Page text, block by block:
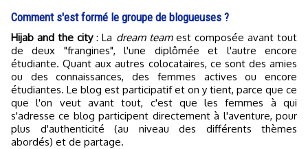
Comment s'est formé le groupe de blogueuses ?
Hijab and the city: La dream teamest composée avant tout
de deux "frangines", l'une diplômée et l'autre encore
étudiante. Quant aux autres colocataires, ce sont des amies
ou des connaissances, des femmes actives ou encore
étudiantes. Le blog est participatif et on y tient, parce que ce
que l'on veut avant tout, c'est que les femmes à qui
s'adresse ce blog participent directement à l'aventure, pour
plus d'authenticité (au niveau des différents thèmes
abordés) et de partage.